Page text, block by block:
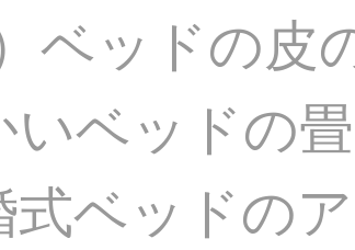
ベッドの皮
ベッドの
ベッドの